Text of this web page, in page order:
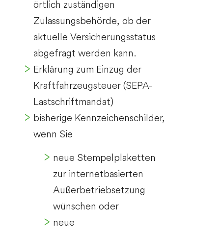
örtlich zuständigen
Zulassungsbehörde, ob der
aktuelle Versicherungsstatus
abgefragt werden kann.
Erklärung zum Einzug der
Kraftfahrzeugsteuer (SEPA-
Lastschriftmandat)
bisherige Kennzeichenschilder,
wenn Sie
neue Stempelplaketten
zur internetbasierten
Außerbetriebsetzung
wünschen oder
neue